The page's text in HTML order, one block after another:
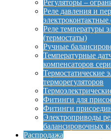
Регуляторы –
Реле давления и
электроконтактные
Реле температуры
(термостаты)
Ручные
Температурные
компенсаторов
Термостатические
терморегуляторов
Фитинги для
Фитинги
Электроприводы
балансировочных
Распродажа